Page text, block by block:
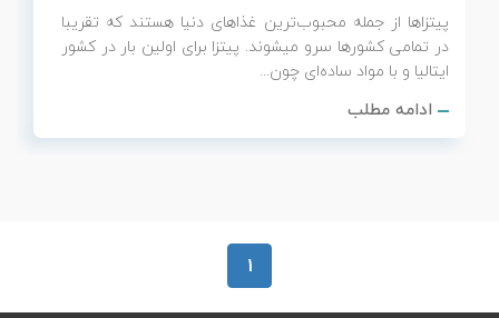
پیتزاها از جمله محبوب‌ترین غذاهای دنیا هستند که تقریبا
در تمامی کشورها سرو می‎شوند. پیتزا برای اولین بار در کشور
ایتالیا و با مواد ساده‌ای چون...
ادامه مطلب
1